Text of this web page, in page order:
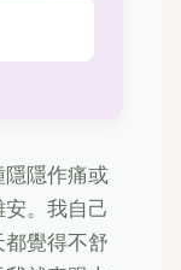
隱作痛或
。我自己
覺得不舒